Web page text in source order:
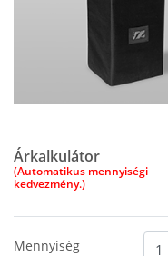
Árkalkulátor
(Automatikus mennyiségi
kedvezmény.)
Mennyiség